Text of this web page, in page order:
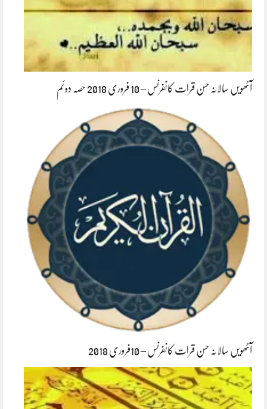
آٹھویں سالانہ حسن قرات کانفرنس – 10 فروری 2018 حصہ دوئم
آٹھویں سالانہ حسن قرات کانفرنس – 10فروری 2018